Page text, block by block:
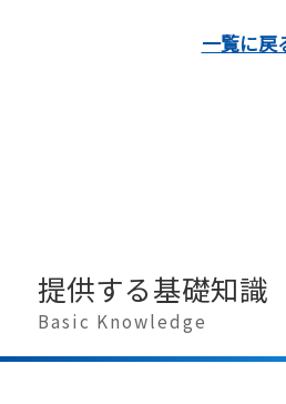
一覧に戻
提供する基礎知識
Basic Knowledge